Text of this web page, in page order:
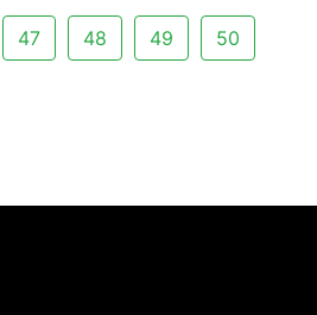
47 48 49 50